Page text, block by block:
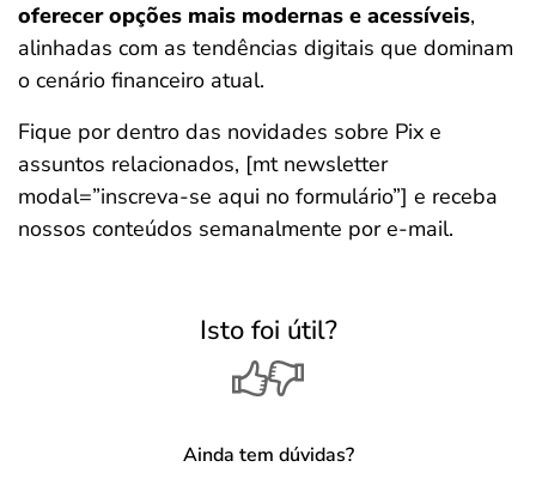
oferecer opções mais modernas e acessíveis,
alinhadas com as tendências digitais que dominam
o cenário financeiro atual.
Fique por dentro das novidades sobre Pix e
assuntos relacionados, [mt newsletter
modal=”inscreva-se aqui no formulário”] e receba
nossos conteúdos semanalmente por e-mail.
Isto foi útil?
Ainda tem dúvidas?